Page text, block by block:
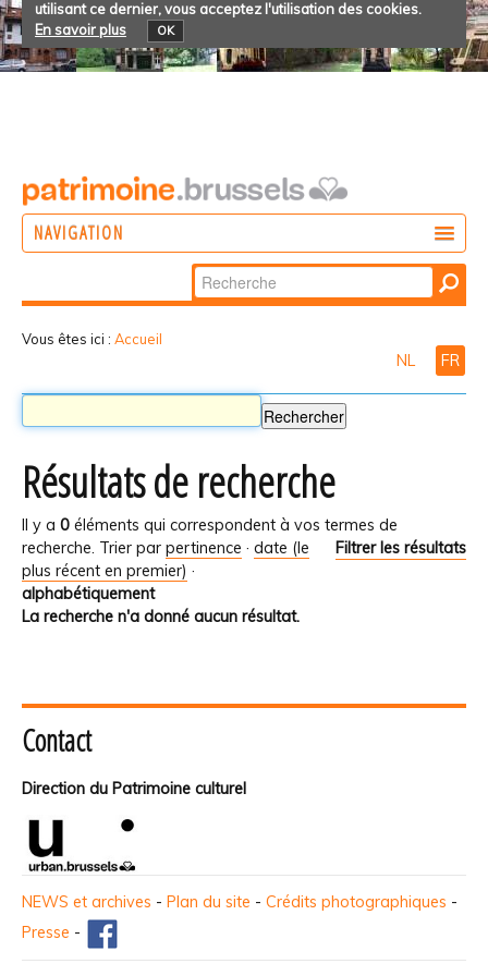
utilisant ce dernier, vous acceptez l'utilisation des cookies.
En savoir plus
OK
NAVIGATION
Chercher par
Recherche
Vous êtes ici : Accueil
NL FR
Résultats de recherche
Il y a 0 éléments qui correspondent à vos termes de
recherche.
Filtrer les résultats
Trier par pertinence · date (le
plus récent en premier) ·
alphabétiquement
La recherche n'a donné aucun résultat.
Contact
Direction du Patrimoine culturel
NEWS et archives - Plan du site - Crédits photographiques -
Presse -